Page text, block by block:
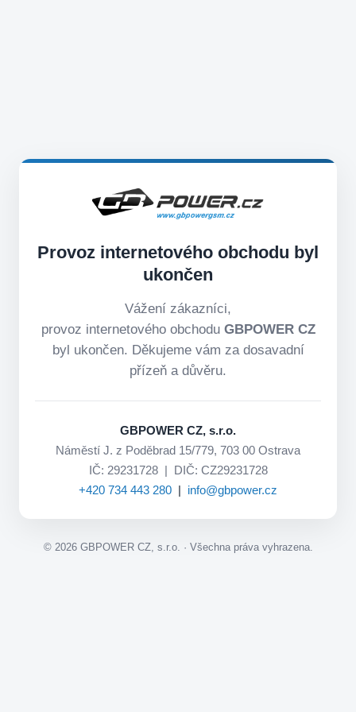
Provoz internetového obchodu byl
ukončen
Vážení zákazníci,
provoz internetového obchodu GBPOWER CZ
byl ukončen. Děkujeme vám za dosavadní
přízeň a důvěru.
GBPOWER CZ, s.r.o.
Náměstí J. z Poděbrad 15/779, 703 00 Ostrava
IČ: 29231728 | DIČ: CZ29231728
+420 734 443 280 | info@gbpower.cz
© 2026GBPOWER CZ, s.r.o. · Všechna práva vyhrazena.